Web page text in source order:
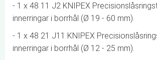
- 1 x 48 11 J2 KNIPEX
innerringar i borrhål (Ø 19 - 60 mm).
- 1 x 48 21 J11 KNIPEX
innerringar i borrhål (Ø 12 - 25 mm).